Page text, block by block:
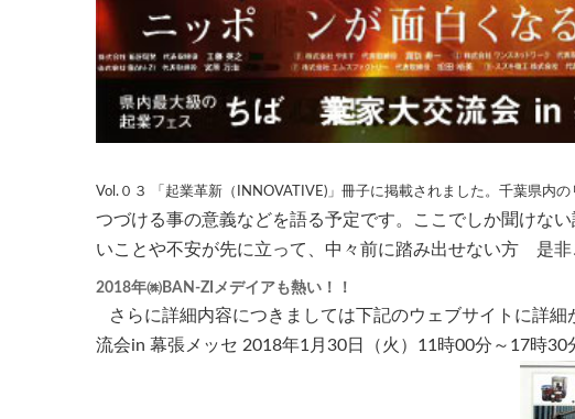
Vol.０３ 「起業革新（INNOVATIVE)」冊子に掲載されました。千葉県内
つづける事の意義などを語る予定です。ここでしか聞けな
いことや不安が先に立って、中々前に踏み出せない方 是非
2018年㈱BAN-ZIメデイアも熱い！！
さらに詳細内容につきましては下記のウェブサイトに詳
流会in 幕張メッセ 2018年1月30日（火）11時00分～17時